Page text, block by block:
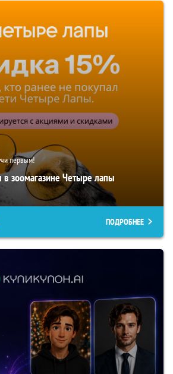
первым!
зоомагазине Четыре лапы
ПОДРОБНЕЕ